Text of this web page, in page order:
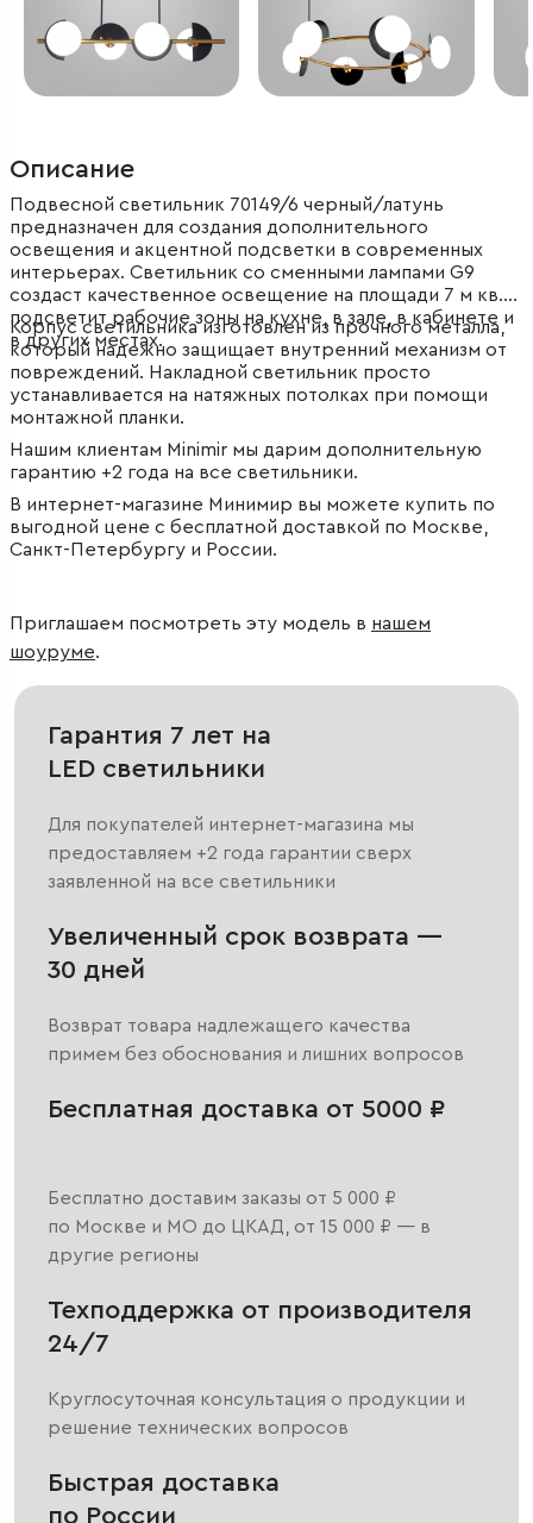
Описание
Подвесной светильник 70149/6 черный/латунь
предназначен для создания дополнительного
освещения и акцентной подсветки в современных
интерьерах. Светильник со сменными лампами G9
создаст качественное освещение на площади 7 м кв. и
подсветит рабочие зоны на кухне, в зале, в кабинете и
в других местах.
Корпус светильника изготовлен из прочного металла,
который надежно защищает внутренний механизм от
повреждений. Накладной светильник просто
устанавливается на натяжных потолках при помощи
монтажной планки.
Нашим клиентам Minimir мы дарим дополнительную
гарантию +2 года на все светильники.
В интернет-магазине Минимир вы можете купить по
выгодной цене с бесплатной доставкой по Москве,
Санкт-Петербургу и России.
Приглашаем посмотреть эту модель в нашем
шоуруме.
Гарантия 7 лет на
LED светильники
Для покупателей интернет-магазина мы
предоставляем +2 года гарантии сверх
заявленной на все светильники
Увеличенный срок возврата —
30 дней
Возврат товара надлежащего качества
примем без обоснования и лишних вопросов
Бесплатная доставка от 5000 ₽
Бесплатно доставим заказы от 5 000 ₽
по Москве и МО до ЦКАД, от 15 000 ₽ — в
другие регионы
Техподдержка от производителя
24/7
Круглосуточная консультация о продукции и
решение технических вопросов
Быстрая доставка
по России